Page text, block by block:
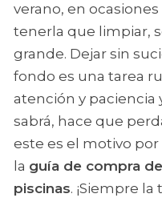
verano, en ocasiones
tenerla que limpiar,
grande. Dejar sin
fondo es una tarea
atención y paciencia
sabrá, hace que
este es el motivo
la guía de compra
piscinas. ¡Siempre